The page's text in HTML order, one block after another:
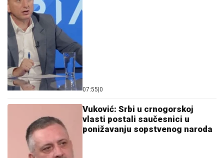
07:55 0
Vuković: Srbi u crnogorskoj
vlasti postali saučesnici u
ponižavanju sopstvenog naroda